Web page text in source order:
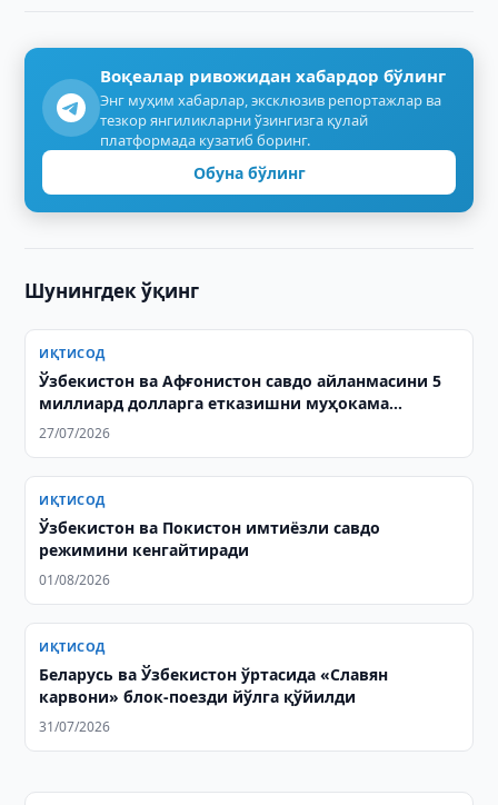
Воқеалар ривожидан хабардор бўлинг
Энг муҳим хабарлар, эксклюзив репортажлар ва
тезкор янгиликларни ўзингизга қулай
платформада кузатиб боринг.
Обуна бўлинг
Шунингдек ўқинг
ИҚТИСОД
Ўзбекистон ва Афғонистон савдо айланмасини 5
миллиард долларга етказишни муҳокама
қилишди
27/07/2026
ИҚТИСОД
Ўзбекистон ва Покистон имтиёзли савдо
режимини кенгайтиради
01/08/2026
ИҚТИСОД
Беларусь ва Ўзбекистон ўртасида «Славян
карвони» блок-поезди йўлга қўйилди
31/07/2026